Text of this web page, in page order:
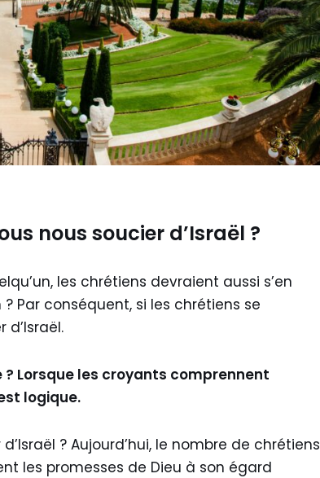
nous soucier d’Israël ?
les chrétiens devraient aussi s’en
Par conséquent, si les chrétiens se
Lorsque les croyants comprennent
logique.
? Aujourd’hui, le nombre de chrétiens
les promesses de Dieu à son égard